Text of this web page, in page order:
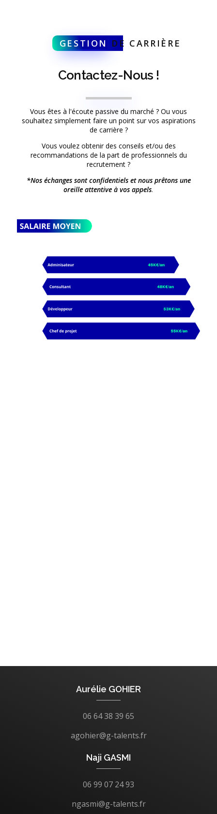
GESTION DE CARRIÈRE
Contactez-Nous !
Vous êtes à l'écoute passive du marché ? Ou vous
souhaitez simplement faire un point sur vos aspirations
de carrière ?
Vous voulez obtenir des conseils et/ou des
recommandations de la part de professionnels du
recrutement ?
*Nos échanges sont confidentiels et nous prêtons une
oreille attentive à vos appels.
Aurélie GOHIER
06 64 38 39 65
agohier@g-talents.fr
Naji GASMI
06 99 07 24 93
ngasmi@g-talents.fr